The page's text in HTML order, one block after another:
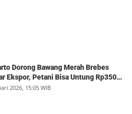
Dorong Bawang Merah Brebes
Ekspor, Petani Bisa Untung Rp350
2026, 15:05 WIB